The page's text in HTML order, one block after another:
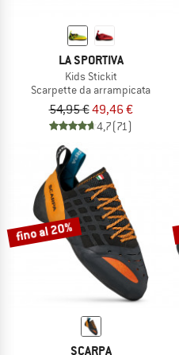
LA SPORTIVA
Kids Stickit
Scarpette da arrampicata
54,95 €49,46 €
4,7(71)
fino al 20%
SCARPA